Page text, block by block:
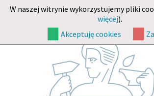
W naszej witrynie wykorzystujemy pliki
więcej).
Akceptuję cookies